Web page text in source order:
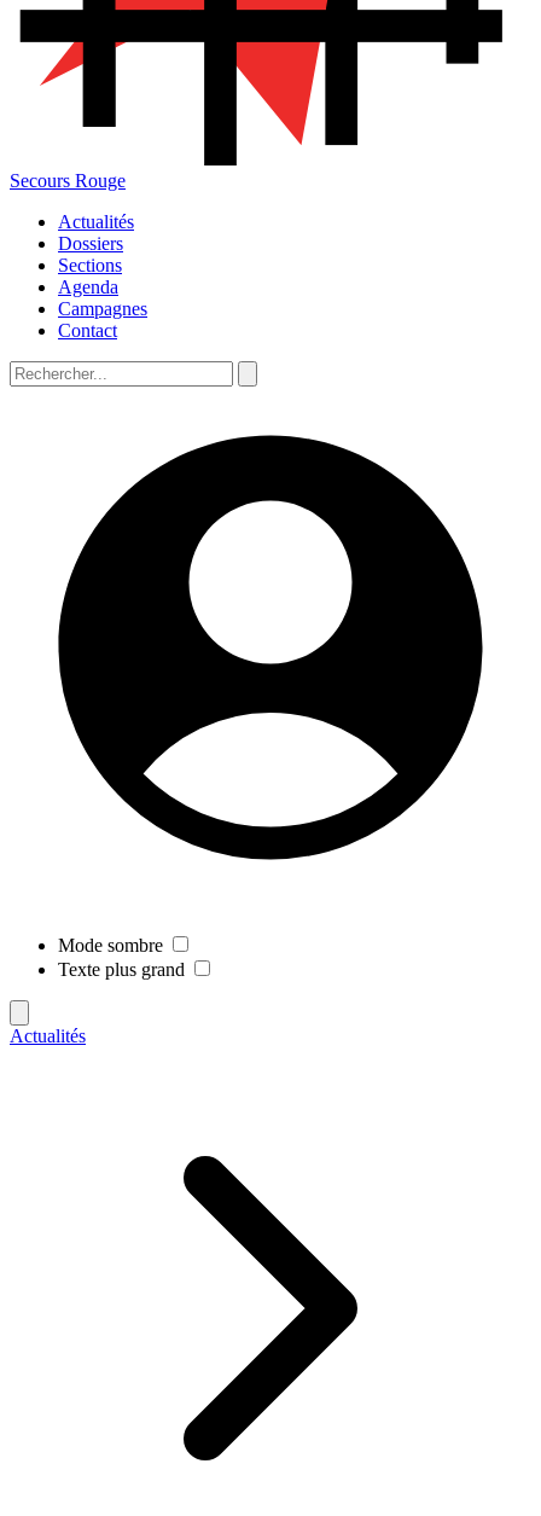
Secours Rouge
Actualités
Dossiers
Sections
Agenda
Campagnes
Contact
Mode sombre
Texte plus grand
Actualités